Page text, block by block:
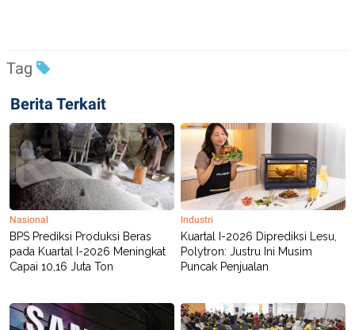
D
Y
A
S
.
D
L
A
N
G
G
A
A
N
C
A
K
K
I
E
R
J
E
M
I
N
Tag
Berita Terkait
Nasional
BPS Prediksi Produksi Beras
pada Kuartal I-2026 Meningkat
Capai 10,16 Juta Ton
Industri
Kuartal I-2026 Diprediksi Lesu,
Polytron: Justru Ini Musim
Puncak Penjualan